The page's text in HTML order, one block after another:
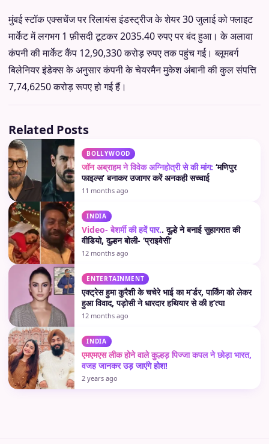
मुंबई स्टॉक एक्सचेंज पर रिलायंस इंडस्ट्रीज के शेयर 30 जुलाई को फ्लाइट
मार्केट में लगभग 1 फ़ीसदी टूटकर 2035.40 रुपए पर बंद हुआ। के अलावा
कंपनी की मार्केट कैंप 12,90,330 करोड़ रुपए तक पहुंच गई। ब्लूमबर्ग
बिलेनियर इंडेक्स के अनुसार कंपनी के चेयरमैन मुकेश अंबानी की कुल संपत्ति
7,74,6250 करोड़ रूपए हो गई हैं।
Related Posts
BOLLYWOOD
जॉन अब्राहम ने विवेक अग्निहोत्री से की मांग: ‘मणिपुर
फाइल्स’ बनाकर उजागर करें अनकही सच्चाई
11 months ago
INDIA
Video- बेशर्मी की हदें पार.. दूल्हे ने बनाई सुहागरात की
वीडियो, दुल्हन बोली- ‘प्राइवेसी’
12 months ago
ENTERTAINMENT
एक्ट्रेस हुमा कुरैशी के चचेरे भाई का म’र्डर, पार्किंग को लेकर
हुआ विवाद, पड़ोसी ने धारदार हथियार से की ह’त्या
12 months ago
INDIA
एमएमएस लीक होने वाले कुल्हड़ पिज्जा कपल ने छोड़ा भारत,
वजह जानकर उड़ जाएंगे होश!
2 years ago